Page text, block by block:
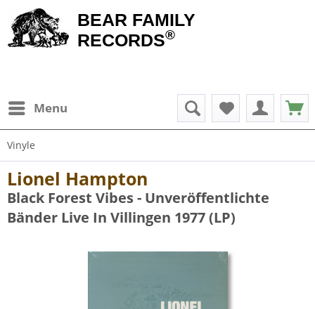
BEAR FAMILY
RECORDS®
Menu
Vinyle
Lionel Hampton
Black Forest Vibes - Unveröffentlichte
Bänder Live In Villingen 1977 (LP)